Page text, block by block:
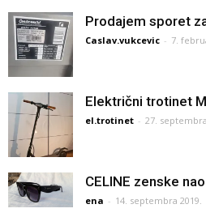
Prodajem sporet
Caslav.vukcevic - 7.
Električni trotinet
el.trotinet - 27. septembra
CELINE zenske
ena - 14. septembra 2019.